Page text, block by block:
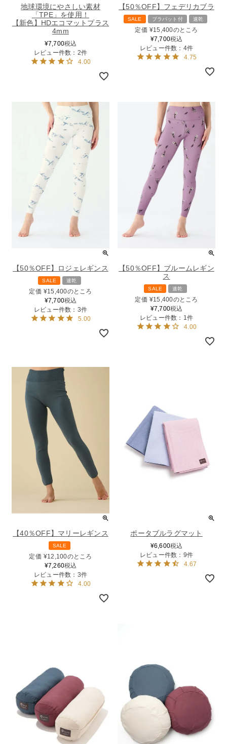
地球環境にやさしい素材
「TPE」を使用！
【新色】HDエコマットプラス
4mm
¥7,700税込
レビュー件数：2件
4.00
【50％OFF】フェデリカブラ
SALE ブラパット付 速乾
定価 ¥15,400のところ
¥7,700税込
レビュー件数：4件
4.75
【50％OFF】ロジェレギンス
SALE 速乾
定価 ¥15,400のところ
¥7,700税込
レビュー件数：3件
5.00
【50％OFF】ブルームレギン
ス
SALE 速乾
定価 ¥15,400のところ
¥7,700税込
レビュー件数：1件
4.00
【40％OFF】マリーレギンス
SALE
定価 ¥12,100のところ
¥7,260税込
レビュー件数：3件
4.00
ポータブルラグマット
¥6,600税込
レビュー件数：9件
4.67